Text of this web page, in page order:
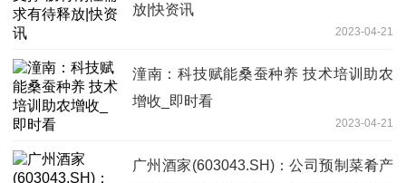
放|快资讯
2023-04-21
潼南：科技赋能桑蚕种养 技术培训助农
增收_即时看
2023-04-21
广州酒家(603043.SH)：公司预制菜肴产